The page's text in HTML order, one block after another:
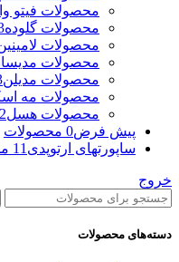
محصولات فیتو
محصولات گلوده3
محصولات
محصولات
محصولات مدیلن
محصولات مه
محصولات هسل2 محصول
پیش فرض0 محصولات
ساپورتهای ارتوپدی 11 محصول
خروج
دسته‌های محصولات